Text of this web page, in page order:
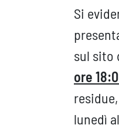
Si
sul sito
ore
lunedì